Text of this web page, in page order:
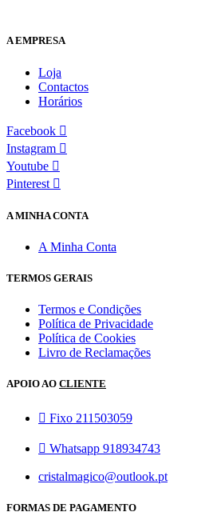
A EMPRESA
Loja
Contactos
Horários
Facebook
Instagram
Youtube
Pinterest
A MINHA CONTA
A Minha Conta
TERMOS GERAIS
Termos e Condições
Política de Privacidade
Política de Cookies
Livro de Reclamações
APOIO AO CLIENTE
Fixo 211503059
Whatsapp 918934743
cristalmagico@outlook.pt
FORMAS DE PAGAMENTO